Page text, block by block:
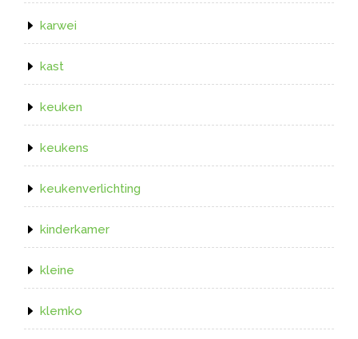
karwei
kast
keuken
keukens
keukenverlichting
kinderkamer
kleine
klemko